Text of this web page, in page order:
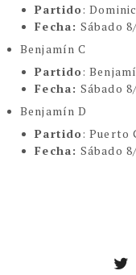
Partido:
Fecha:Sábado
Benjamín C
Partido:
Fecha:Sábado
Benjamín D
Partido: Puerto
Fecha:Sábado